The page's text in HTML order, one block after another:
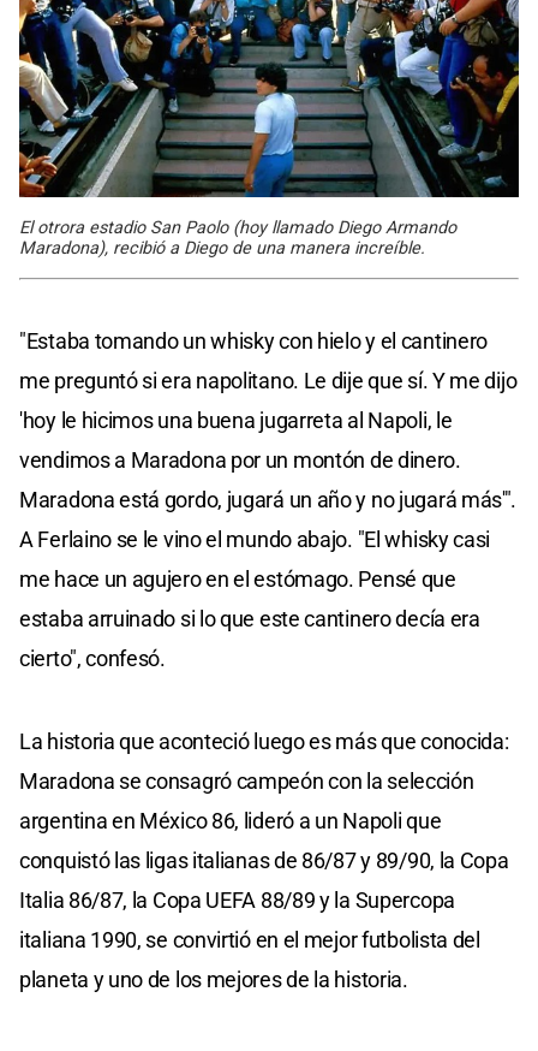
El otrora estadio San Paolo (hoy llamado Diego Armando
Maradona), recibió a Diego de una manera increíble.
"Estaba tomando un whisky con hielo y el cantinero
me preguntó si era napolitano. Le dije que sí. Y me dijo
'hoy le hicimos una buena jugarreta al Napoli, le
vendimos a Maradona por un montón de dinero.
Maradona está gordo, jugará un año y no jugará más'".
A Ferlaino se le vino el mundo abajo. "El whisky casi
me hace un agujero en el estómago. Pensé que
estaba arruinado si lo que este cantinero decía era
cierto", confesó.
La historia que aconteció luego es más que conocida:
Maradona se consagró campeón con la selección
argentina en México 86, lideró a un Napoli que
conquistó las ligas italianas de 86/87 y 89/90, la Copa
Italia 86/87, la Copa UEFA 88/89 y la Supercopa
italiana 1990, se convirtió en el mejor futbolista del
planeta y uno de los mejores de la historia.